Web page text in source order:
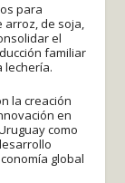
para
arroz, de soja,
el
familiar
lechería.
la creación
en
como
global